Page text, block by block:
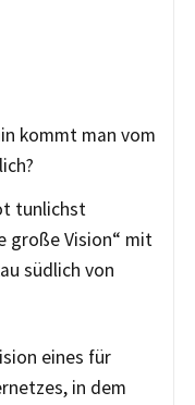
kommt man vom
tunlichst
große Vision“ mit
südlich von
eines für
in dem